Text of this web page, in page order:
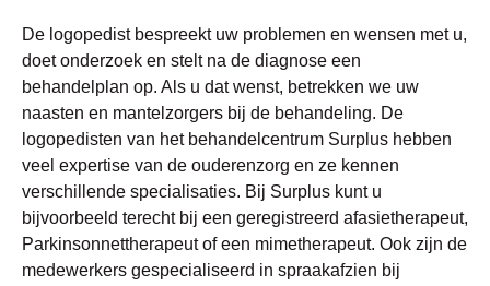
De logopedist bespreekt uw problemen en wensen met u,
doet onderzoek en stelt na de diagnose een
behandelplan op. Als u dat wenst, betrekken we uw
naasten en mantelzorgers bij de behandeling. De
logopedisten van het behandelcentrum Surplus hebben
veel expertise van de ouderenzorg en ze kennen
verschillende specialisaties. Bij Surplus kunt u
bijvoorbeeld terecht bij een geregistreerd afasietherapeut,
Parkinsonnettherapeut of een mimetherapeut. Ook zijn de
medewerkers gespecialiseerd in spraakafzien bij